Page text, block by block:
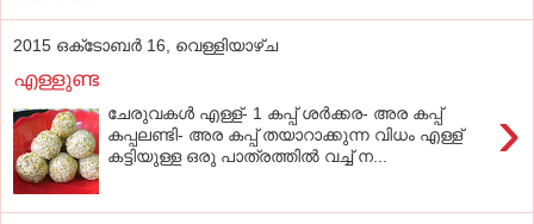
2015 ഒക്‌ടോബർ 16, വെള്ളിയാഴ്‌ച
എള്ളുണ്ട
›
ചേരുവകള്‍ എള്ള്- 1 കപ്പ് ശര്‍ക്കര- അര കപ്പ്
കപ്പലണ്ടി- അര കപ്പ് തയാറാക്കുന്ന വിധം എള്ള്
കട്ടിയുള്ള ഒരു പാത്രത്തില്‍ വച്ച് ന...